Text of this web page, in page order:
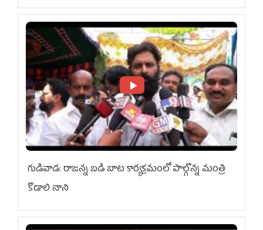
గుడివాడ: రాజన్న బడి బాట కార్యక్రమంలో పాల్గొన్న మంత్రి
కొడాలి నాని